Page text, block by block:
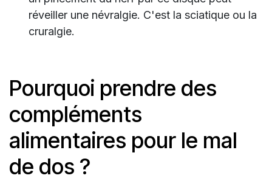
réveiller une névralgie. C'est la sciatique ou la
cruralgie.
Pourquoi prendre des
compléments
alimentaires pour le mal
de dos ?